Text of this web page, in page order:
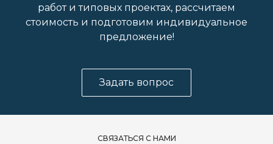
работ и типовых проектах, рассчитаем
стоимость и подготовим индивидуальное
предложение!
Задать вопрос
СВЯЗАТЬСЯ С НАМИ